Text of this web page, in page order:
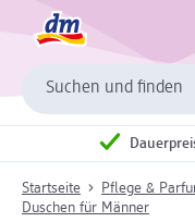
Suchen und finden
Startseite Pflege &
Duschen für Männer